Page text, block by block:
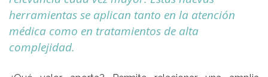
herramientas se aplican tanto en la atención
médica como en tratamientos de alta
complejidad.